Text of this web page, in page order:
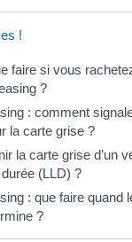
!
faire si vous
?
: comment
la carte grise ?
la carte grise d’un
(LLD) ?
: que faire quand
?